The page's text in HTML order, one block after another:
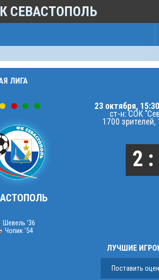
СЕВАСТОПОЛЬ
ЛИГА
Шевель '36
Чопик '54
23 октября, 15:30
ст-н: СОК
1700 зрителей,
2 :
ЛУЧШИЕ
Поставить